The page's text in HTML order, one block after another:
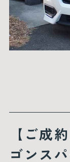
【ご成
ゴンス